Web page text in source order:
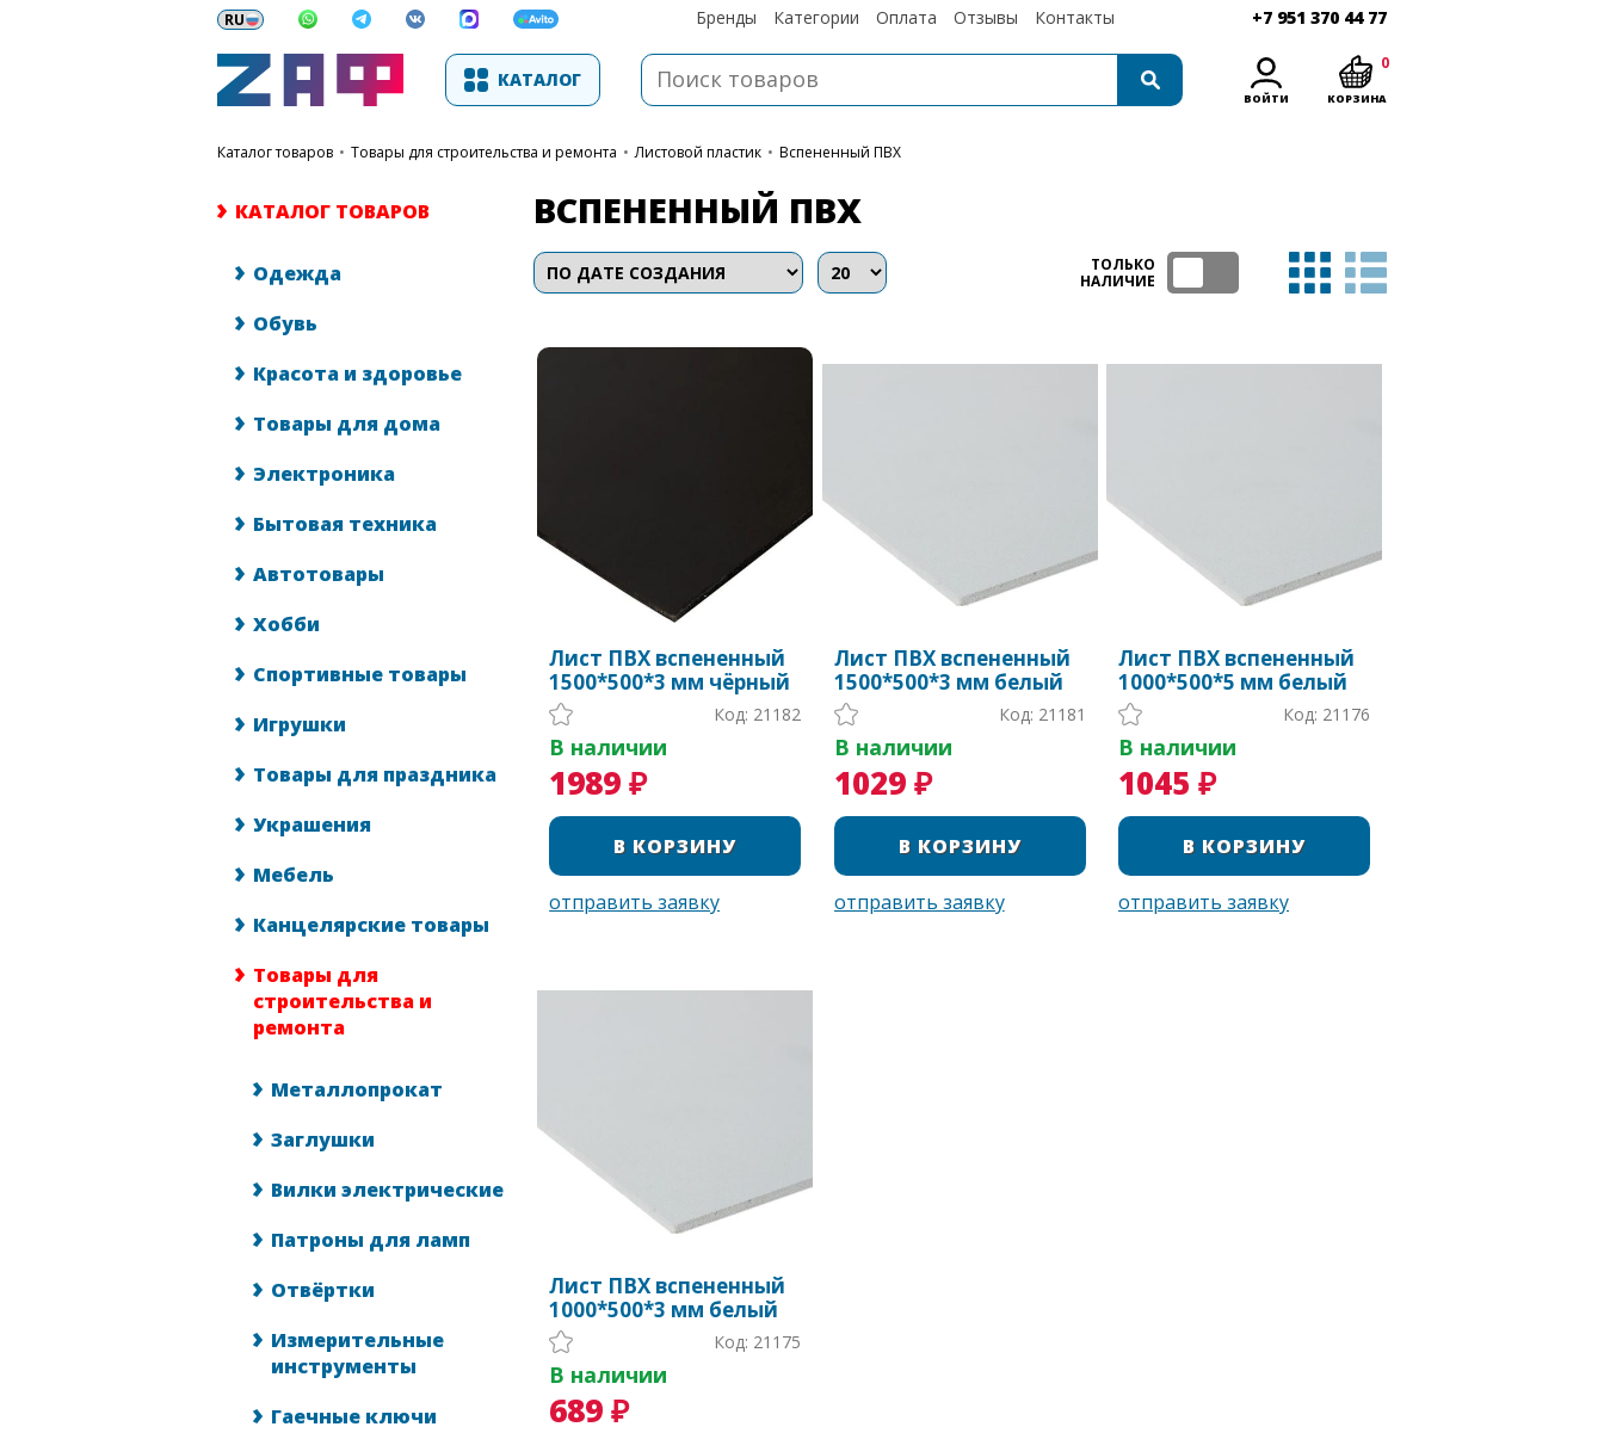
Бренды Категории Оплата Отзывы Контакты +7 951 370 44 77
КАТАЛОГ
ВОЙТИ КОРЗИНА
0
каталог товаров • Товары для строительства и ремонта • Листовой пластик • Вспененный ПВХ
КАТАЛОГ ТОВАРОВ
Одежда
Обувь
Красота и здоровье
Товары для дома
Электроника
Бытовая техника
Автотовары
Хобби
Спортивные товары
Игрушки
Товары для праздника
Украшения
Мебель
Канцелярские товары
Товары для
строительства и
ремонта
Металлопрокат
Заглушки
Вилки электрические
Патроны для ламп
Отвёртки
Измерительные
инструменты
Гаечные ключи
ВСПЕНЕННЫЙ ПВХ
ТОЛЬКО
НАЛИЧИЕ
Лист ПВХ вспененный
1500*500*3 мм чёрный
Код: 21182
В наличии
1989 ₽
Лист ПВХ вспененный
1500*500*3 мм белый
Код: 21181
В наличии
1029 ₽
Лист ПВХ вспененный
1000*500*5 мм белый
Код: 21176
В наличии
1045 ₽
Лист ПВХ вспененный
1000*500*3 мм белый
Код: 21175
В наличии
689 ₽